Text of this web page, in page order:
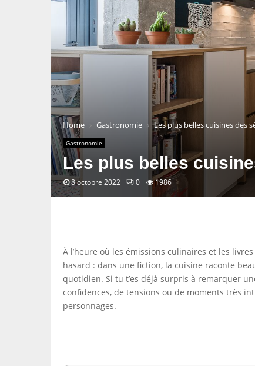
Home Gastronomie Les plus belles cuisines des
Gastronomie
Les plus belles
8 octobre 2022 0 1986
À l’heure où les émissions culinaires et les
hasard : dans une fiction, la cuisine raconte
quotidien. Si tu t’es déjà surpris à remarquer
confidences, de tensions ou de moments très
personnages.